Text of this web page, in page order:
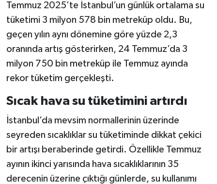
Temmuz 2025’te İstanbul’un günlük ortalama su
tüketimi 3 milyon 578 bin metreküp oldu. Bu,
geçen yılın aynı dönemine göre yüzde 2,3
oranında artış gösterirken, 24 Temmuz’da 3
milyon 750 bin metreküp ile Temmuz ayında
rekor tüketim gerçekleşti.
Sıcak hava su tüketimini artırdı
İstanbul’da mevsim normallerinin üzerinde
seyreden sıcaklıklar su tüketiminde dikkat çekici
bir artışı beraberinde getirdi. Özellikle Temmuz
ayının ikinci yarısında hava sıcaklıklarının 35
derecenin üzerine çıktığı günlerde, su kullanımı